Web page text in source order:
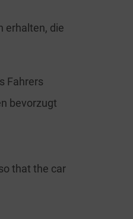
erhalten, die
Fahrers
bevorzugt
that the car